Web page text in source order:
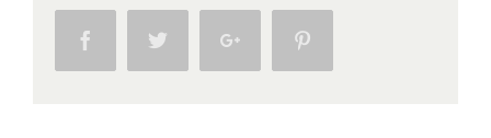
Facebook Twitter Google+